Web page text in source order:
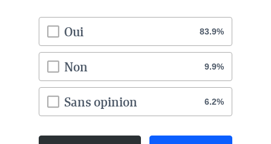
Oui 83.9%
Non 9.9%
Sans opinion 6.2%